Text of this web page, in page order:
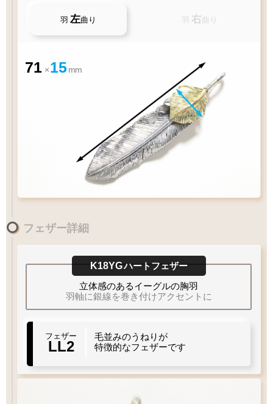
羽 左曲り 羽 右曲り
71 × 15 mm
XL
S
フェザーの曲がり
曲り
LL1
右曲り
LL2
左 曲り
60
チェーン太さ
当店標準
太目
細目
ペンダントの状態でお届け致します
1枚フェザー
ペンダント
フェザーもチェーンも選びたい
お好みのフェザーを1枚お選び下さい
Wフェザー
ペンダント
ペンダントに
フェザーをプラス
フェザー詳細
K18YGハートフェザー
立体感のあるイーグルの胸羽
羽軸に銀線を巻き付けアクセントに
フェザー
LL2
毛並みのうねりが
特徴的なフェザーです